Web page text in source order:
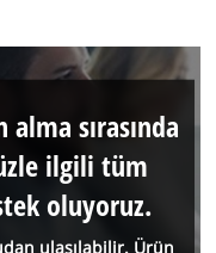
ulaşılabilir. Ürün
sırasında
ilgili tüm
oluyoruz.